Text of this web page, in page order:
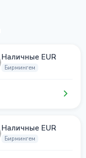
Наличные EUR
Бирмингем
Наличные EUR
Бирмингем